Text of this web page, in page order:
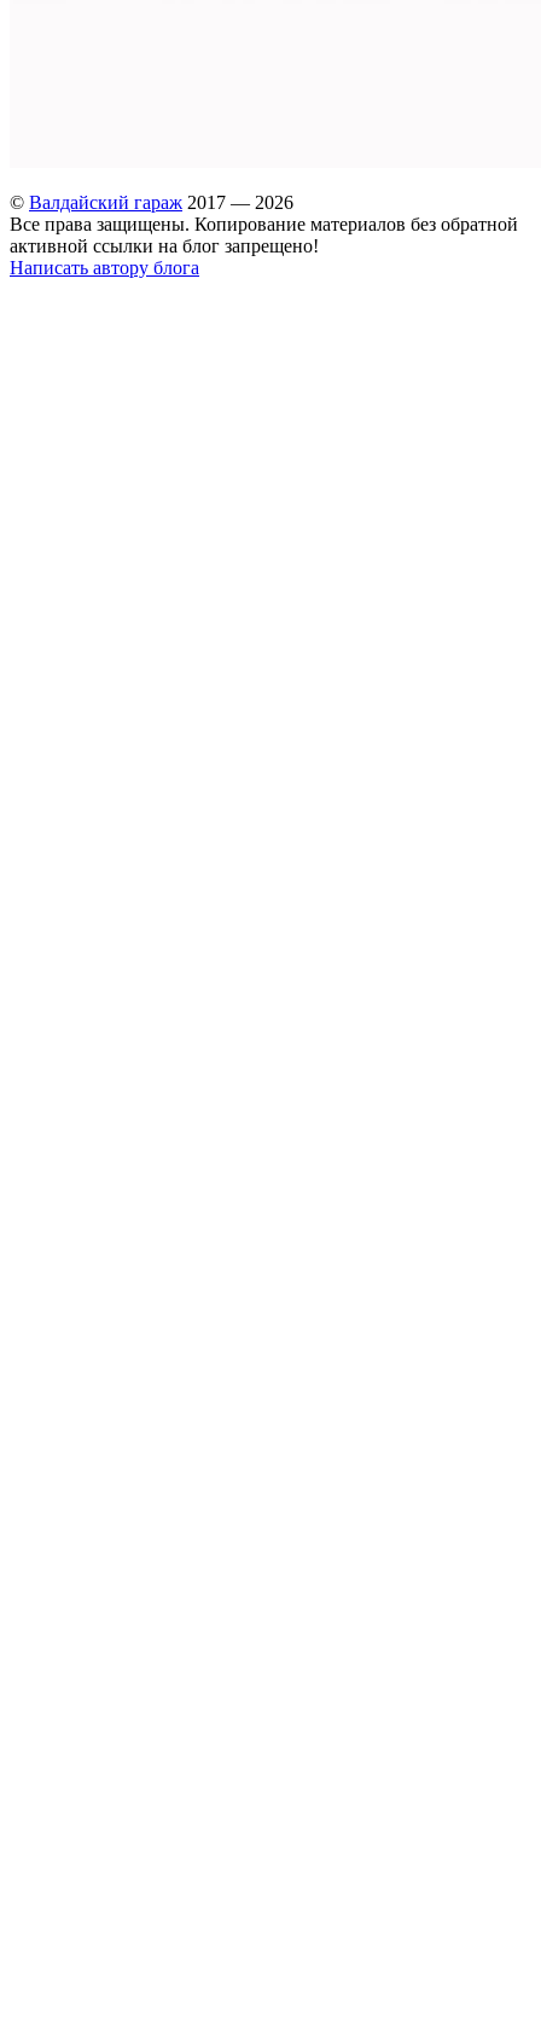
© Валдайский гараж 2017 — 2026
Все права защищены. Копирование материалов без обратной
активной ссылки на блог запрещено!
Написать автору блога